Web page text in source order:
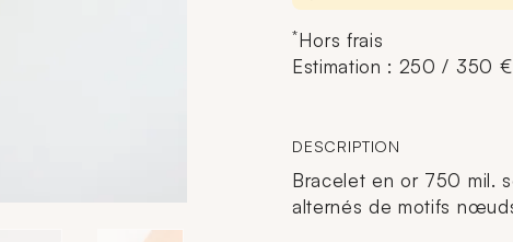
*Hors frais
Estimation : 250 / 350 €
DESCRIPTION
Bracelet en or 750 mil.
alternés de motifs